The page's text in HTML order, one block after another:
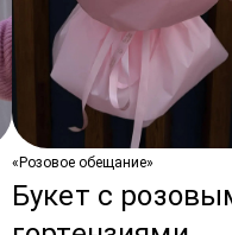
«Розовое обещание»
Букет с